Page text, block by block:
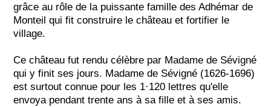
grâce au rôle de la puissante famille des Adhémar de
Monteil qui fit construire le château et fortifier le
village.
Ce château fut rendu célèbre par Madame de Sévigné
qui y finit ses jours. Madame de Sévigné (1626-1696)
est surtout connue pour les 1·120 lettres qu'elle
envoya pendant trente ans à sa fille et à ses amis.